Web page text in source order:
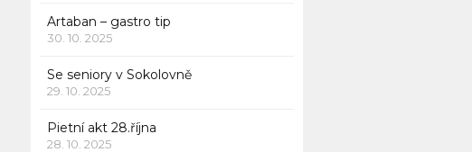
Artaban – gastro tip
30. 10. 2025
Se seniory v Sokolovně
29. 10. 2025
Pietní akt 28.října
28. 10. 2025